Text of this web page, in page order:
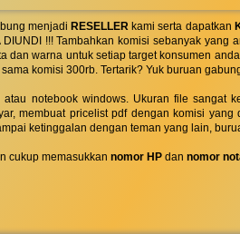
menjadi RESELLER kami serta dapatkan
!!! Tambahkan komisi sebanyak
dan warna untuk setiap target konsumen
komisi 300rb. Tertarik? Yuk buruan
notebook windows. Ukuran file sangat
membuat pricelist pdf dengan komisi
ketinggalan dengan teman yang lain,
cukup memasukkan nomor HP dan nomor